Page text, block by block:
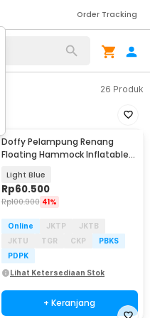
Order Tracking
26 Produk
Baru
Doffy Pelampung Renang
Floating Hammock Inflatable
Light Blue
Rp60.500
Rp100.900 41%
Online JKTP
JKTB
JKTU
TGR CKP
PBKS
PDPK
Lihat Ketersediaan Stok
+ Keranjang